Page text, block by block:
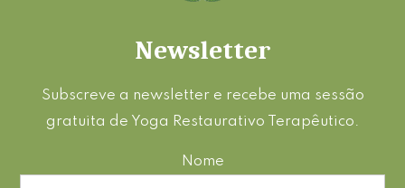
Newsletter
Subscreve a newsletter e recebe uma sessão
gratuita de Yoga Restaurativo Terapêutico.
Nome